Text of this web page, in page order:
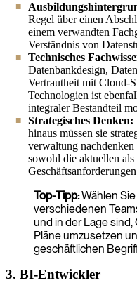
Regel über einen
einem verwandten
Verständnis von
Technisches
Datenbankdesign,
Vertrautheit mit Cloud-
Technologien ist
integraler Bestandteil
Strategisches Denken:
hinaus müssen sie
verwaltung
sowohl die aktuellen
Top-Tipp:Wählen
verschiedenen
und in der Lage
Pläne umzusetzen
geschäftlichen
3. BI-Entwickler